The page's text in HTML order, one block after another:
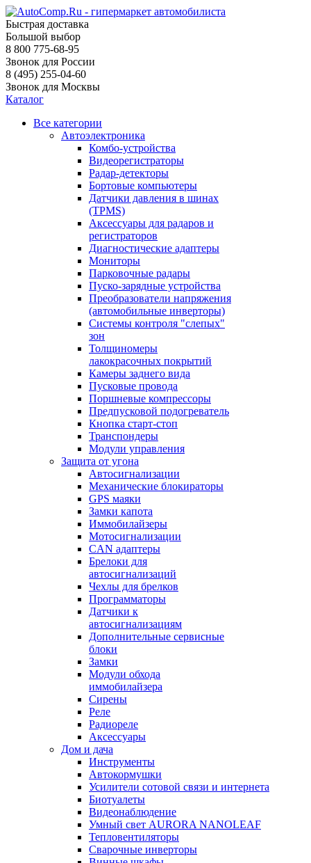
Быстрая доставка
Большой выбор
8 800 775-68-95
Звонок для России
8 (495) 255-04-60
Звонок для Москвы
Каталог
Все категории
Автоэлектроника
Комбо-устройства
Видеорегистраторы
Радар-детекторы
Бортовые компьютеры
Датчики давления в шинах
(TPMS)
Аксессуары для радаров и
регистраторов
Диагностические адаптеры
Мониторы
Парковочные радары
Пуско-зарядные устройства
Преобразователи напряжения
(автомобильные инверторы)
Системы контроля "слепых"
зон
Толщиномеры
лакокрасочных покрытий
Камеры заднего вида
Пусковые провода
Поршневые компрессоры
Предпусковой подогреватель
Кнопка старт-стоп
Транспондеры
Модули управления
Защита от угона
Автосигнализации
Механические блoкираторы
GPS маяки
Замки капота
Иммобилайзеры
Мотосигнализации
CAN адаптеры
Брелоки для
автосигнализаций
Чехлы для брелков
Программаторы
Датчики к
автосигнализациям
Дополнительные сервисные
блоки
Замки
Модули обхода
иммобилайзера
Сирены
Реле
Радиореле
Аксессуары
Дом и дача
Инструменты
Автокормушки
Усилители сотовой связи и интернета
Биотуалеты
Видеонаблюдение
Умный свет AURORA NANOLEAF
Тепловентиляторы
Сварочные инверторы